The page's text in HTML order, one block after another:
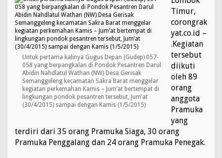
A
b
i
d
i
n
N
W
G
e
i
k
S
Untuk pertama kalinya Gugus Depan (Gudep) 057-
058 yang berpangkalan di Pondok Pesantren Darul
Abidin Nahdlatul Wathan (NW) Desa Gerisak
Semanggeleng kecamatan Sakra Barat menggelar
kegiatan perkemahan Kamis – Jum’at bertempat di
lingkungan pondok pesantren tersebut, Jum’at
(30/4/2015) sampai dengan Kamis (1/5/2015)
Timur,
corongrak
yat.co.id –
.Kegiatan
tersebut
diikuti
oleh 89
orang
anggota
Pramuka
yang
terdiri dari 35 orang Pramuka Siaga, 30 orang
Pramuka Penggalang dan 24 orang Pramuka Penegak.